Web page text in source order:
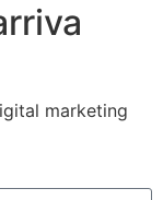
marketing